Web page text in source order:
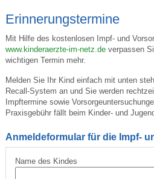
Erinnerungstermine
Mit Hilfe des kostenlosen Impf- und
www.kinderaerzte-im-netz.deverpassen
wichtigen Termin mehr.
Melden Sie Ihr Kind einfach mit unten
Recall-System an und Sie werden
Impftermine sowie
Praxisgebühr fällt beim Kinder- und
Anmeldeformular für die Impf-
Name des Kindes